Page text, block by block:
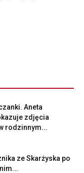
Aneta
zdjęcia
rodzinnym...
ze Skarżyska po